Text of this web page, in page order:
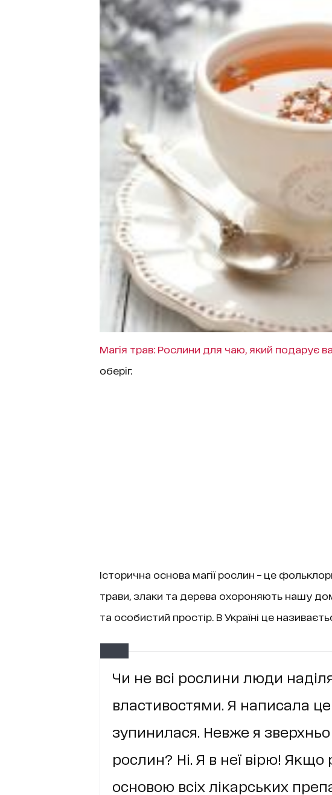
Магія трав: Рослини для чаю, який подарує
оберіг.
Історична основа магії рослин – це
трави, злаки та дерева охороняють нашу
та особистий простір. В Україні це
Чи не всі рослини люди
властивостями. Я написала це
зупинилася. Невже я зверхньо
рослин? Ні. Я в неї вірю! Якщо
основою всіх лікарських